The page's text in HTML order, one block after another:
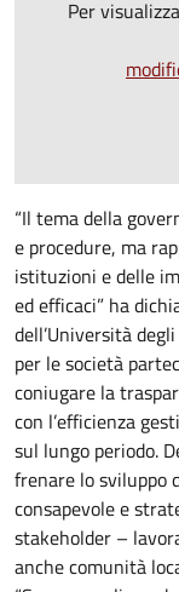
Per
“Il tema della
e procedure, ma
istituzioni e delle
ed efficaci” ha
dell’Università
per le società
coniugare la
con l’efficienza
sul lungo periodo.
frenare lo sviluppo
consapevole e
stakeholder –
anche comunità